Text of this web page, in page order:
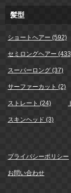
髪型
ショートヘアー (592)
セミロングヘアー
スーパーロング (37)
サーファーカット (2)
ストレート (24)
スキンヘッド (3)
プライバシーポリシー
お問い合わせ